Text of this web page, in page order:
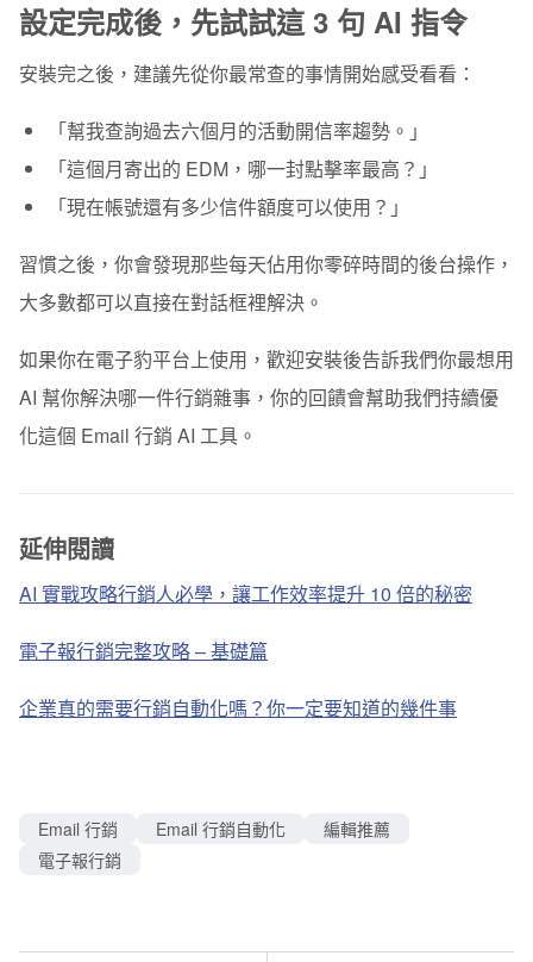
設定完成後，先試試這 3 句 AI 指令
安裝完之後，建議先從你最常查的事情開始感受看看：
「幫我查詢過去六個月的活動開信率趨勢。」
「這個月寄出的 EDM，哪一封點擊率最高？」
「現在帳號還有多少信件額度可以使用？」
習慣之後，你會發現那些每天佔用你零碎時間的後台操作，
大多數都可以直接在對話框裡解決。
如果你在電子豹平台上使用，歡迎安裝後告訴我們你最想用
AI 幫你解決哪一件行銷雜事，你的回饋會幫助我們持續優
化這個 Email 行銷 AI 工具。
延伸閱讀
AI 實戰攻略行銷人必學，讓工作效率提升 10 倍的秘密
電子報行銷完整攻略 – 基礎篇
企業真的需要行銷自動化嗎？你一定要知道的幾件事
Email 行銷 Email 行銷自動化
編輯推薦
電子報行銷